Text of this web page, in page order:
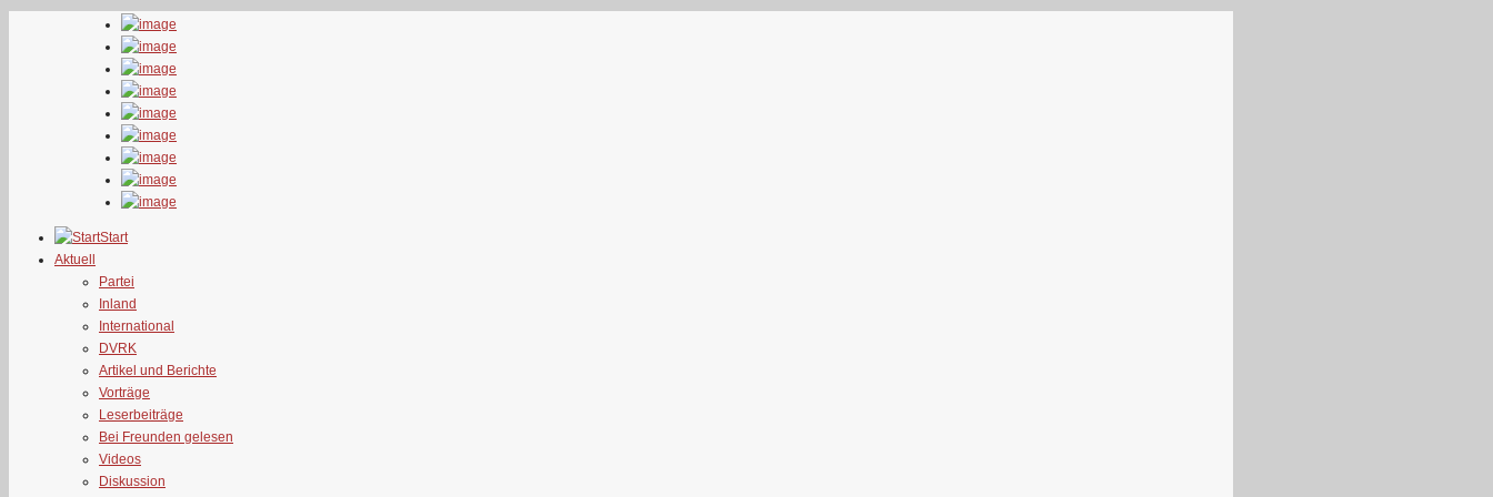
Start
Aktuell
Partei
Inland
International
DVRK
Artikel und Berichte
Vorträge
Leserbeiträge
Bei Freunden gelesen
Videos
Diskussion